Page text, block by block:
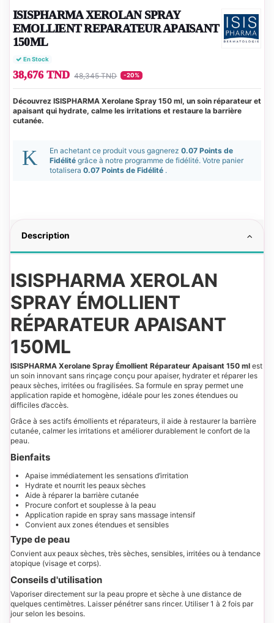
ISISPHARMA XEROLAN SPRAY
EMOLLIENT REPARATEUR APAISANT
150ML
En Stock
38,676 TND 48,345 TND -20%
Découvrez ISISPHARMA Xerolane Spray 150 ml, un soin réparateur et
apaisant qui hydrate, calme les irritations et restaure la barrière
cutanée.
En achetant ce produit vous gagnerez 0.07 Points de
Fidélité grâce à notre programme de fidélité. Votre panier
totalisera 0.07 Points de Fidélité .
Description
ISISPHARMA XEROLAN
SPRAY ÉMOLLIENT
RÉPARATEUR APAISANT
150ML
ISISPHARMA Xerolane Spray Émollient Réparateur Apaisant 150 ml est
un soin innovant sans rinçage conçu pour apaiser, hydrater et réparer les
peaux sèches, irritées ou fragilisées. Sa formule en spray permet une
application rapide et homogène, idéale pour les zones étendues ou
difficiles d’accès.
Grâce à ses actifs émollients et réparateurs, il aide à restaurer la barrière
cutanée, calmer les irritations et améliorer durablement le confort de la
peau.
Bienfaits
Apaise immédiatement les sensations d’irritation
Hydrate et nourrit les peaux sèches
Aide à réparer la barrière cutanée
Procure confort et souplesse à la peau
Application rapide en spray sans massage intensif
Convient aux zones étendues et sensibles
Type de peau
Convient aux peaux sèches, très sèches, sensibles, irritées ou à tendance
atopique (visage et corps).
Conseils d'utilisation
Vaporiser directement sur la peau propre et sèche à une distance de
quelques centimètres. Laisser pénétrer sans rincer. Utiliser 1 à 2 fois par
jour selon les besoins.